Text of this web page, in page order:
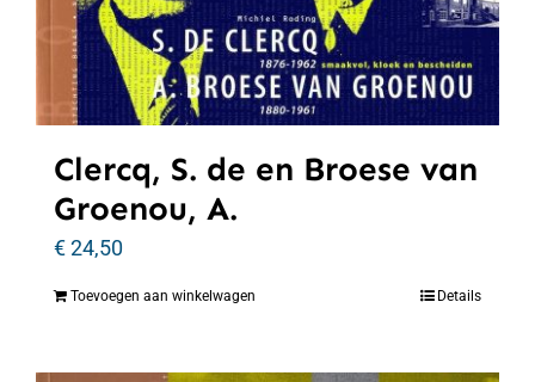
Clercq, S. de en Broese van
Groenou, A.
€24,50
Toevoegen aan winkelwagen Details